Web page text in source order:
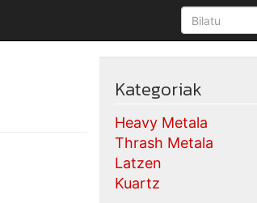
Kategoriak
Heavy Metala
Thrash Metala
Latzen
Kuartz